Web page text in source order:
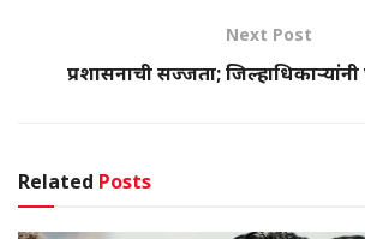
Next Post
प्रशासनाची सज्जता;
Related Posts